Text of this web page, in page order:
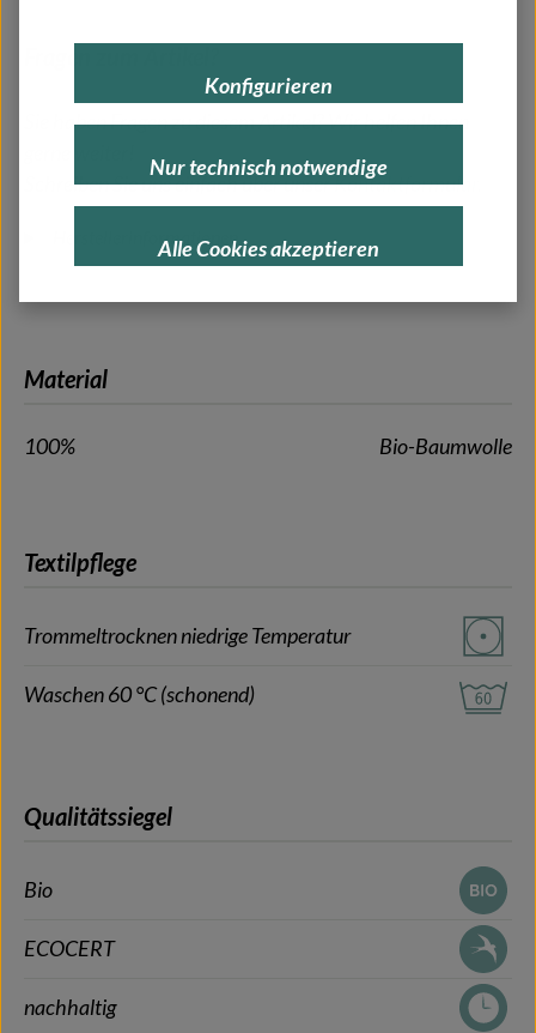
Sie haben Fragen zu diesem Artikel? Wir helfen Ihnen
Schreiben Sie uns einfach über unserKontaktformular
Herstellerinformationen
Material
100% Bio-Baumwolle
Textilpflege
Trommeltrocknen niedrige Temperatur
Waschen 60 °C (schonend)
Qualitätssiegel
Bio
ECOCERT
nachhaltig
Alle Cookies akzeptieren
Konfigurieren
Nur technisch notwendige